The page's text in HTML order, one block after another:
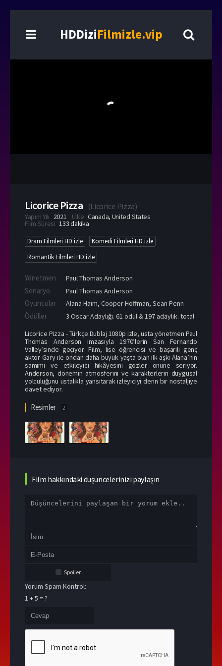
HDDiziFilmizle.vip
Licorice Pizza (Licorice Pizza)
Yapım Yılı 2021 Ülke Canada, United States
Film Süresi 133 dakika
Dram Filmleri HD izle
Komedi Filmleri HD izle
Romantik Filmleri HD izle
Yönetmen Paul Thomas Anderson
Senaryo Paul Thomas Anderson
Oyuncular Alana Haim, Cooper Hoffman, Sean Penn
Ödüller
3 Oscar Adaylığı. 61 ödül & 197 adaylık. total
Licorice Pizza - Türkçe Dublaj 1080p izle, usta yönetmen Paul
Thomas Anderson imzasıyla 1970’lerin San Fernando
Valley’sinde geçiyor. Film, lise öğrencisi ve başarılı genç
aktör Gary ile ondan daha büyük yaşta olan ilk aşkı Alana’nın
samimi ve etkileyici hikâyesini gözler önüne seriyor.
Anderson, dönemin atmosferini ve karakterlerin duygusal
yolculuğunu ustalıkla yansıtarak izleyiciyi derin bir nostaljiye
davet ediyor.
Resimler 2
Film hakkındaki düşüncelerinizi paylaşın
Spoiler
Yorum Spam Kontrol:
1 + 5 = ?